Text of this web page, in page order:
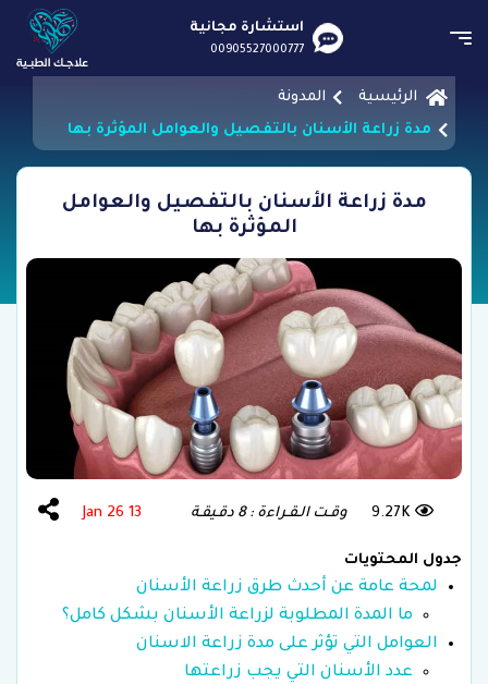
استشارة مجانية
00905527000777
الرئيسية
المدونة
مدة زراعة الأسنان بالتفصيل والعوامل المؤثرة بها
مدة زراعة الأسنان بالتفصيل والعوامل
المؤثرة بها
9.27K وقـت الـقـراءة : 8 دقـيقـة 13 Jan 26
جدول المحتويات
لمحة عامة عن أحدث طرق زراعة الأسنان
ما المدة المطلوبة لزراعة الأسنان بشكل كامل؟
العوامل التي تؤثر على مدة زراعة الاسنان
عدد الأسنان التي يجب زراعتها